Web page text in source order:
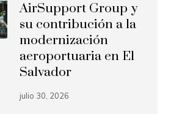
AirSupport Group y
su contribución a la
modernización
aeroportuaria en El
Salvador
julio 30, 2026